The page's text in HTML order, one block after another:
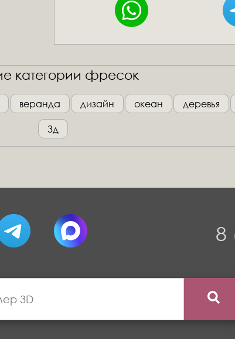
категории фресок
веранда дизайн океан деревья
3д
8